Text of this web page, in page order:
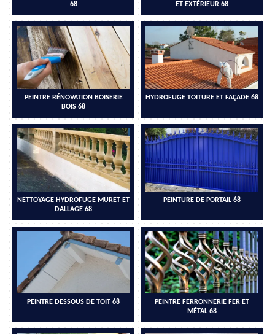
68
ET EXTÉRIEUR 68
PEINTRE RÉNOVATION BOISERIE
BOIS 68
HYDROFUGE TOITURE ET FAÇADE 68
NETTOYAGE HYDROFUGE MURET ET
DALLAGE 68
PEINTURE DE PORTAIL 68
PEINTRE DESSOUS DE TOIT 68
PEINTRE FERRONNERIE FER ET
MÉTAL 68